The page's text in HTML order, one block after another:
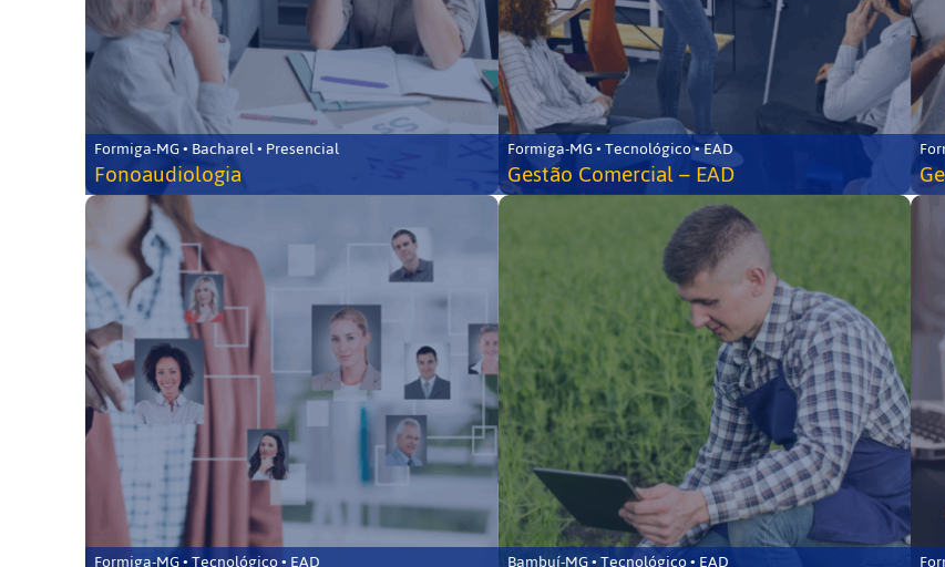
Formiga-MG • Bacharel • Presencial
Fonoaudiologia
Formiga-MG • Tecnológico • EAD
Gestão Comercial – EAD